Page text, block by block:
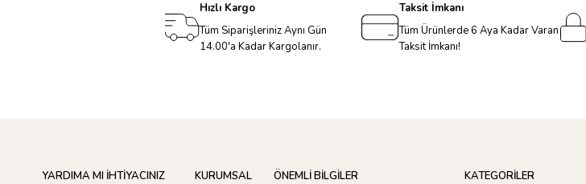
Hızlı Kargo
Tüm Siparişleriniz Aynı Gün
14.00'a Kadar Kargolanır.
Taksit İmkanı
Tüm Ürünlerde 6 Aya Kadar Varan
Taksit İmkanı!
YARDIMA MI İHTİYACINIZ
KURUMSAL
ÖNEMLİ BİLGİLER
KATEGORİLER